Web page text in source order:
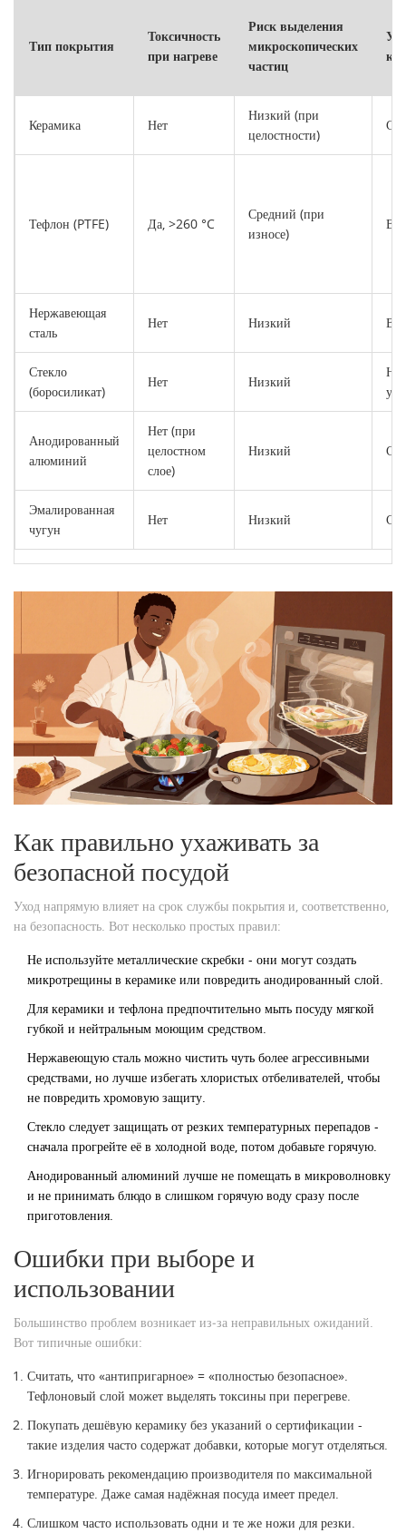
Тип покрытия
Токсичность
при нагреве
Риск выделения
микроскопических
частиц
к
Керамика Нет
Низкий (при
целостности)
Тефлон (PTFE) Да, >260 °C
Средний (при
износе)
Нержавеющая
сталь
Нет Низкий
Стекло
(боросиликат)
Нет Низкий
Анодированный
алюминий
Нет (при
целостном
слое)
Низкий
Эмалированная
чугун
Нет Низкий
Как правильно ухаживать за
безопасной посудой
Уход напрямую влияет на срок службы покрытия и, соответственно,
на безопасность. Вот несколько простых правил:
Не используйте металлические скребки - они могут создать
микротрещины в керамике или повредить анодированный слой.
Для керамики и тефлона предпочтительно мыть посуду мягкой
губкой и нейтральным моющим средством.
Нержавеющую сталь можно чистить чуть более агрессивными
средствами, но лучше избегать хлористых отбеливателей, чтобы
не повредить хромовую защиту.
Стекло следует защищать от резких температурных перепадов -
сначала прогрейте её в холодной воде, потом добавьте горячую.
Анодированный алюминий лучше не помещать в микроволновку
и не принимать блюдо в слишком горячую воду сразу после
приготовления.
Ошибки при выборе и
использовании
Большинство проблем возникает из‑за неправильных ожиданий.
Вот типичные ошибки:
Считать, что «антипригарное» = «полностью безопасное».
Тефлоновый слой может выделять токсины при перегреве.
Покупать дешёвую керамику без указаний о сертификации -
такие изделия часто содержат добавки, которые могут отделяться.
Игнорировать рекомендацию производителя по максимальной
температуре. Даже самая надёжная посуда имеет предел.
Слишком часто использовать одни и те же ножи для резки.